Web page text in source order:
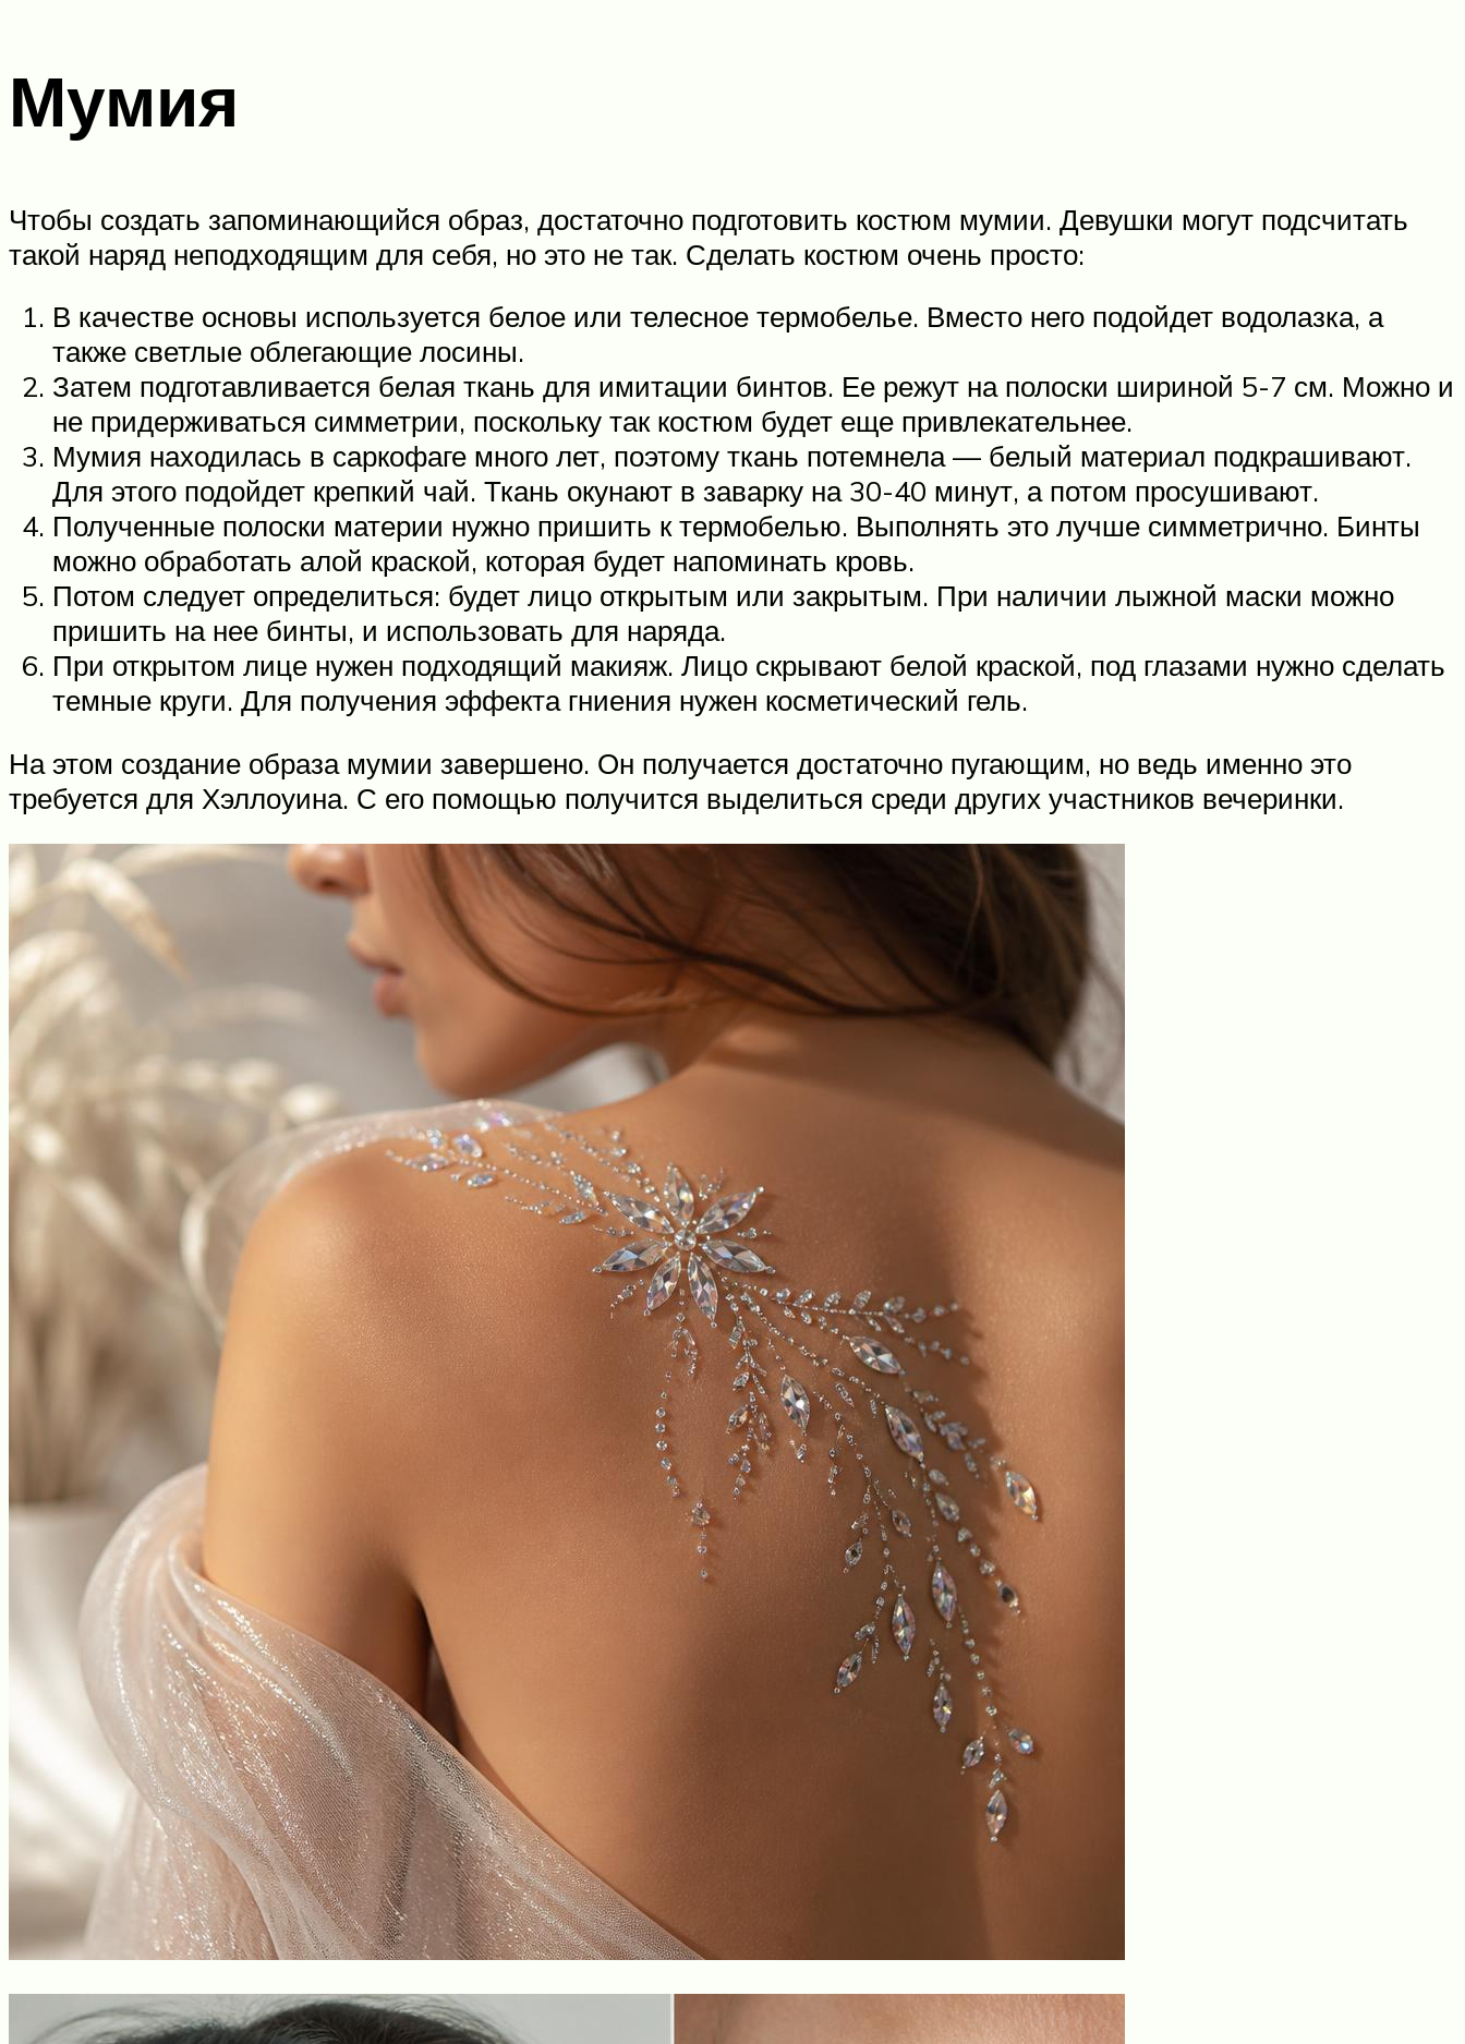
Мумия
Чтобы создать запоминающийся образ, достаточно подготовить костюм мумии. Девушки могут подсчитать
такой наряд неподходящим для себя, но это не так. Сделать костюм очень просто:
В качестве основы используется белое или телесное термобелье. Вместо него подойдет водолазка, а
также светлые облегающие лосины.
Затем подготавливается белая ткань для имитации бинтов. Ее режут на полоски шириной 5-7 см. Можно и
не придерживаться симметрии, поскольку так костюм будет еще привлекательнее.
Мумия находилась в саркофаге много лет, поэтому ткань потемнела — белый материал подкрашивают.
Для этого подойдет крепкий чай. Ткань окунают в заварку на 30-40 минут, а потом просушивают.
Полученные полоски материи нужно пришить к термобелью. Выполнять это лучше симметрично. Бинты
можно обработать алой краской, которая будет напоминать кровь.
Потом следует определиться: будет лицо открытым или закрытым. При наличии лыжной маски можно
пришить на нее бинты, и использовать для наряда.
При открытом лице нужен подходящий макияж. Лицо скрывают белой краской, под глазами нужно сделать
темные круги. Для получения эффекта гниения нужен косметический гель.
На этом создание образа мумии завершено. Он получается достаточно пугающим, но ведь именно это
требуется для Хэллоуина. С его помощью получится выделиться среди других участников вечеринки.